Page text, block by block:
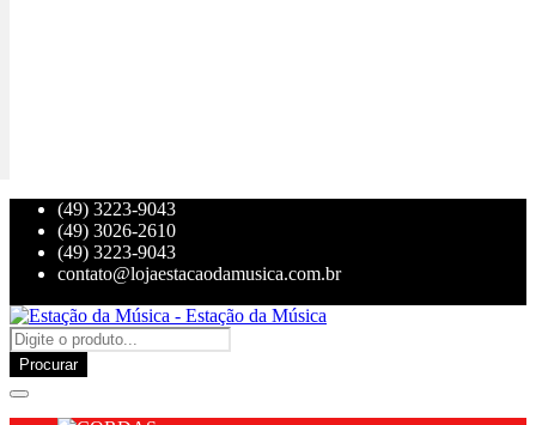
(49) 3223-9043
(49) 3026-2610
(49) 3223-9043
contato@lojaestacaodamusica.com.br
Procurar